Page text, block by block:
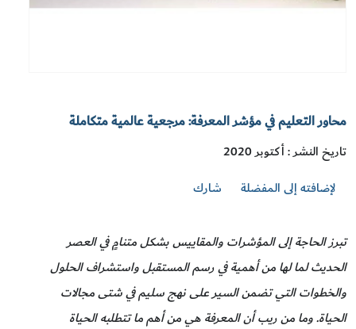
محاور التعليم في مؤشر المعرفة: مرجعية عالمية متكاملة
تاريخ النشر : أكتوبر 2020
لإضافته إلى المفضلة
شارك
تبرز الحاجة إلى المؤشرات والمقاييس بشكل متنامٍ في العصر
الحديث لما لها من أهمية في رسم المستقبل واستشراف الحلول
والخطوات التي تضمن السير على نهج سليم في شتى مجالات
الحياة. وما من ريب أن المعرفة هي من أهم ما تتطلبه الحياة